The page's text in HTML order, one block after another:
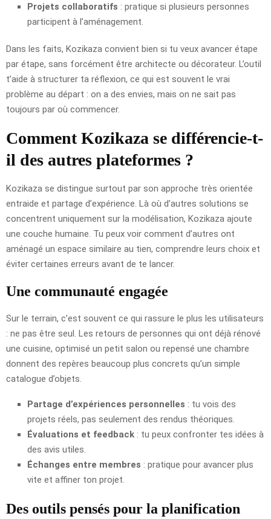
Projets collaboratifs : pratique si plusieurs personnes
participent à l’aménagement.
Dans les faits, Kozikaza convient bien si tu veux avancer étape
par étape, sans forcément être architecte ou décorateur. L’outil
t’aide à structurer ta réflexion, ce qui est souvent le vrai
problème au départ : on a des envies, mais on ne sait pas
toujours par où commencer.
Comment Kozikaza se différencie-t-
il des autres plateformes ?
Kozikaza se distingue surtout par son approche très orientée
entraide et partage d’expérience. Là où d’autres solutions se
concentrent uniquement sur la modélisation, Kozikaza ajoute
une couche humaine. Tu peux voir comment d’autres ont
aménagé un espace similaire au tien, comprendre leurs choix et
éviter certaines erreurs avant de te lancer.
Une communauté engagée
Sur le terrain, c’est souvent ce qui rassure le plus les utilisateurs
: ne pas être seul. Les retours de personnes qui ont déjà rénové
une cuisine, optimisé un petit salon ou repensé une chambre
donnent des repères beaucoup plus concrets qu’un simple
catalogue d’objets.
Partage d’expériences personnelles : tu vois des
projets réels, pas seulement des rendus théoriques.
Évaluations et feedback : tu peux confronter tes idées à
des avis utiles.
Échanges entre membres : pratique pour avancer plus
vite et affiner ton projet.
Des outils pensés pour la planification